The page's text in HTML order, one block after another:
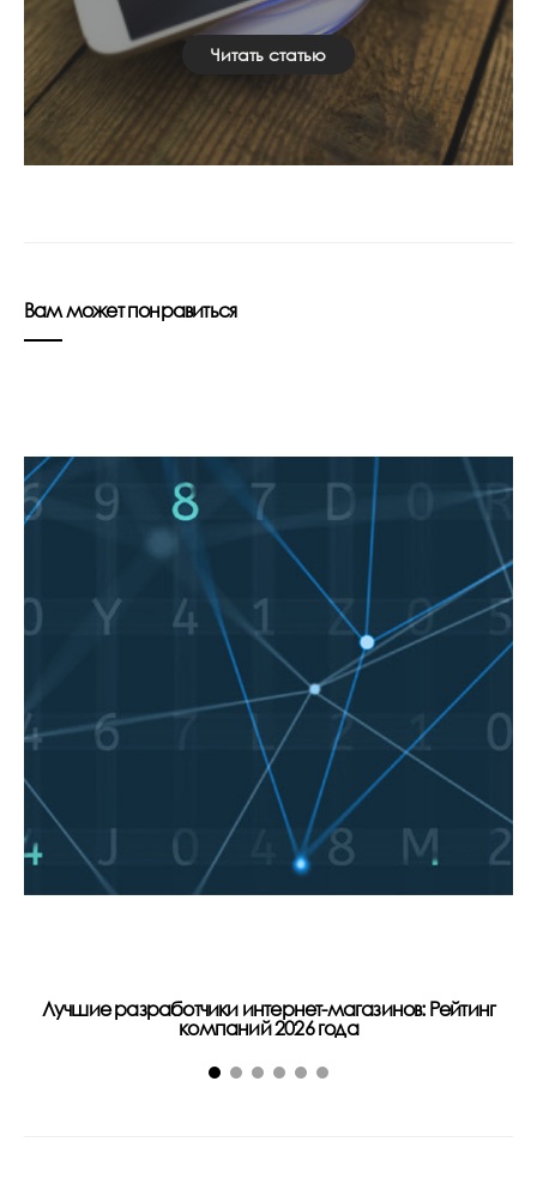
Читать статью
Вам может понравиться
Лучшие разработчики интернет-магазинов: Рейтинг
компаний 2026 года